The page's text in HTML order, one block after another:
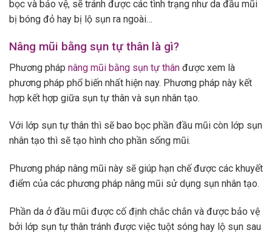
bọc và bảo vệ, sẽ tránh được các tình trạng như da đầu mũi
bị bóng đỏ hay bị lộ sụn ra ngoài…
Nâng mũi bằng sụn tự thân là gì?
Phương pháp nâng mũi bằng sụn tự thân được xem là
phương pháp phổ biến nhất hiện nay. Phương pháp này kết
hợp kết hợp giữa sụn tự thân và sụn nhân tạo.
Với lớp sụn tự thân thì sẽ bao bọc phần đầu mũi còn lớp sụn
nhân tạo thì sẽ tạo hình cho phần sống mũi.
Phương pháp nâng mũi này sẽ giúp hạn chế được các khuyết
điểm của các phương pháp nâng mũi sử dụng sụn nhân tạo.
Phần da ở đầu mũi được cố định chắc chắn và được bảo vệ
bởi lớp sụn tự thân tránh được việc tuột sóng hay lộ sụn sau